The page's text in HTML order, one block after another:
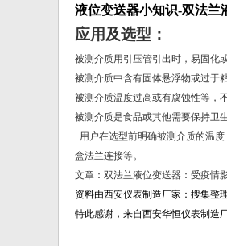
液位变送器小知识-双法兰
应用及选型：
被测介质用引压管引出时，易固化
被测介质中含有固体悬浮物或过于
被测介质温度过高或有腐蚀性等，
被测介质是食品或其他需要保持卫
用户在选型前明确被测介质的温
盒法兰连接等。
文章：双法兰液位变送器：受疫情
资料由西安仪表制造厂家：搜集整
特此感谢，来自西安华恒仪表制造